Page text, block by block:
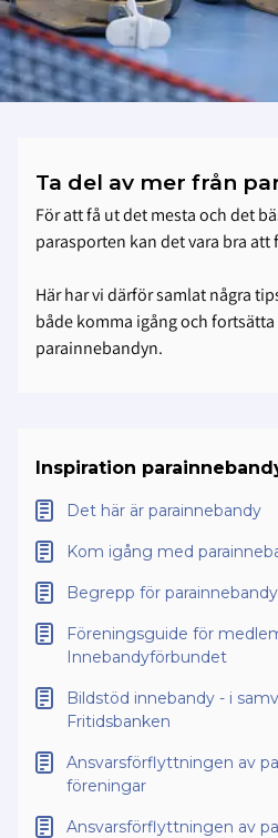
Ta del av mer från
För att få ut det mesta och det
parasporten kan det vara bra
Här har vi därför samlat några
både komma igång och
parainnebandyn.
Inspiration
Det här är parainnebandy
Kom igång med
Begrepp för parainnebandy
Föreningsguide för
Innebandyförbundet
Bildstöd innebandy - i
Fritidsbanken
Ansvarsförflyttningen av
föreningar
Ansvarsförflyttningen av